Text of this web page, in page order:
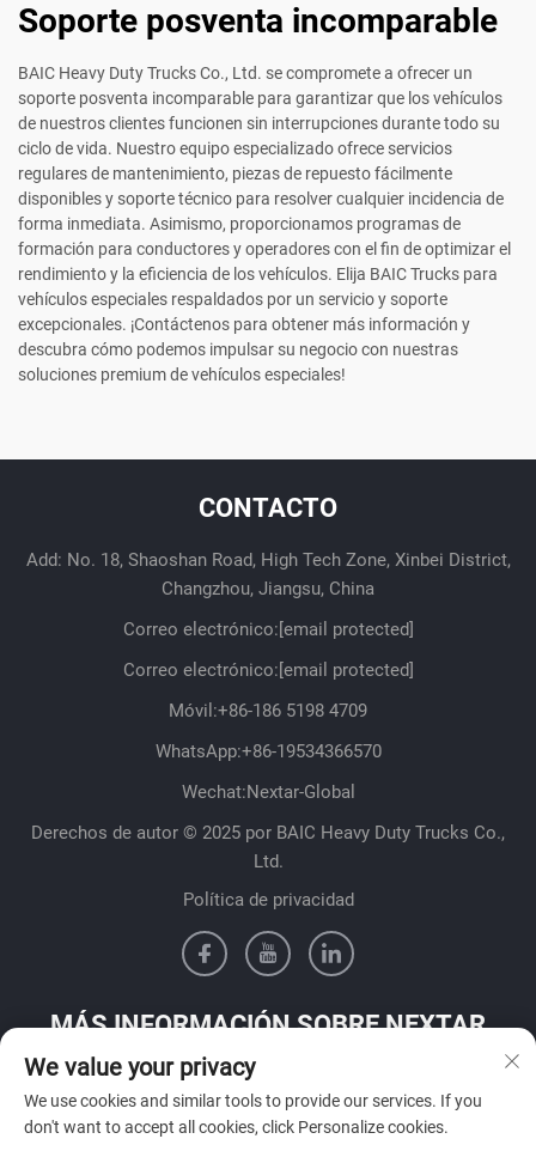
Soporte posventa incomparable
BAIC Heavy Duty Trucks Co., Ltd. se compromete a ofrecer un
soporte posventa incomparable para garantizar que los vehículos
de nuestros clientes funcionen sin interrupciones durante todo su
ciclo de vida. Nuestro equipo especializado ofrece servicios
regulares de mantenimiento, piezas de repuesto fácilmente
disponibles y soporte técnico para resolver cualquier incidencia de
forma inmediata. Asimismo, proporcionamos programas de
formación para conductores y operadores con el fin de optimizar el
rendimiento y la eficiencia de los vehículos. Elija BAIC Trucks para
vehículos especiales respaldados por un servicio y soporte
excepcionales. ¡Contáctenos para obtener más información y
descubra cómo podemos impulsar su negocio con nuestras
soluciones premium de vehículos especiales!
CONTACTO
Add: No. 18, Shaoshan Road, High Tech Zone, Xinbei District,
Changzhou, Jiangsu, China
Correo electrónico:[email protected]
Correo electrónico:[email protected]
Móvil:+86-186 5198 4709
WhatsApp:+86-19534366570
Wechat:Nextar-Global
Derechos de autor © 2025 por BAIC Heavy Duty Trucks Co.,
Ltd.
Política de privacidad
MÁS INFORMACIÓN SOBRE NEXTAR
Póngase en contacto con nuestro equipo de ventas en su país
We value your privacy
We use cookies and similar tools to provide our services. If you
don't want to accept all cookies, click Personalize cookies.